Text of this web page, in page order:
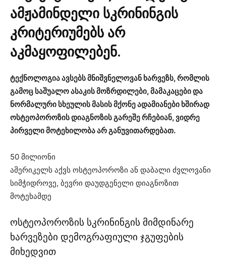
ამჟამინდელი სკრინინგის
კრიტერიუმებს არ
აკმაყოფილებენ.
ტექნოლოგია ავსებს მნიშვნელოვან ხარვეზს, რომლის
გამოც საშუალო ასაკის მოზრდილები, მამაკაცები და
ნორმალური სხეულის მასის მქონე ადამიანები ხშირად
ოსტეოპოროზის დიაგნოზის გარეშე რჩებიან, ვიდრე
პირველი მოტეხილობა არ განუვითარდებათ.
50 მილიონი
ამერიკელს აქვს ოსტეოპოროზი ან დაბალი ძვლოვანი
სიმჭიდროვე, ბევრი დაუდგენელი დიაგნოზით
მოტეხამდე
ოსტეოპოროზის სკრინინგის მიმდინარე
ხარვეზები დემოგრაფიული ჯგუფების
მიხედვით